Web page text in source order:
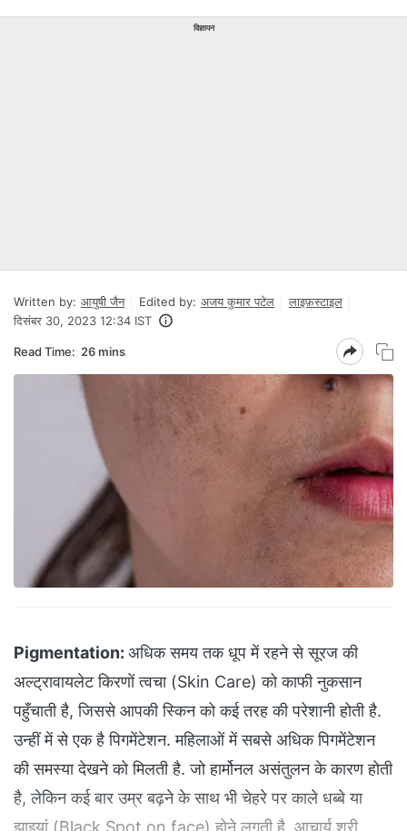
विज्ञापन
Written by: आयुषी जैन Edited by: अजय कुमार पटेल
लाइफ़स्टाइल
दिसंबर 30, 2023 12:34 IST
Read Time: 26 mins
Pigmentation: अधिक समय तक धूप में रहने से सूरज की
अल्ट्रावायलेट किरणों त्वचा (Skin Care) को काफी नुकसान
पहुँचाती है, जिससे आपकी स्किन को कई तरह की परेशानी होती है.
उन्हीं में से एक है पिगमेंटेशन. महिलाओं में सबसे अधिक पिगमेंटेशन
की समस्या देखने को मिलती है. जो हार्मोनल असंतुलन के कारण होती
है, लेकिन कई बार उम्र बढ़ने के साथ भी चेहरे पर काले धब्बे या
झाइयां (Black Spot on face) होने लगती है. आचार्य श्री